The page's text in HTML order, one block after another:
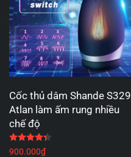
Cốc thủ dâm Shande S329
Atlan làm ấm rung nhiều
chế độ
900.000₫